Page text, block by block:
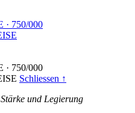
· 750/000
· 750/000
Schliessen ↑
und Legierung